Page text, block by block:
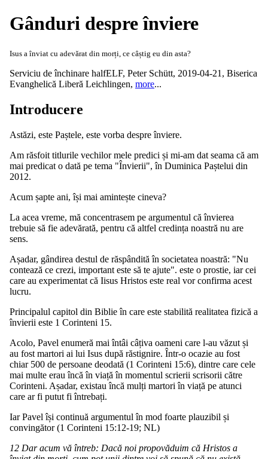
Gânduri despre înviere
Isus a înviat cu adevărat din morți, ce câștig eu din asta?
Serviciu de închinare halfELF, Peter Schütt, 2019-04-21 , Biserica
Evanghelică Liberă Leichlingen, more...
Introducere
Astăzi, este Paștele, este vorba despre înviere.
Am răsfoit titlurile vechilor mele predici și mi-am dat seama că am
mai predicat o dată pe tema "Învierii", în Duminica Paștelui din
2012.
Acum șapte ani, își mai amintește cineva?
La acea vreme, mă concentrasem pe argumentul că învierea
trebuie să fie adevărată, pentru că altfel credința noastră nu are
sens.
Așadar, gândirea destul de răspândită în societatea noastră: "Nu
contează ce crezi, important este să te ajute". este o prostie, iar cei
care au experimentat că Iisus Hristos este real vor confirma acest
lucru.
Principalul capitol din Biblie în care este stabilită realitatea fizică a
învierii este 1 Corinteni 15.
Acolo, Pavel enumeră mai întâi câțiva oameni care l-au văzut și
au fost martori ai lui Isus după răstignire. Într-o ocazie au fost
chiar 500 de persoane deodată (1 Corinteni 15:6), dintre care cele
mai multe erau încă în viață în momentul scrierii scrisorii către
Corinteni. Așadar, existau încă mulți martori în viață pe atunci
care ar fi putut fi întrebați.
Iar Pavel își continuă argumentul în mod foarte plauzibil și
convingător (1 Corinteni 15:12-19; NL)
12 Dar acum vă întreb: Dacă noi propovăduim că Hristos a